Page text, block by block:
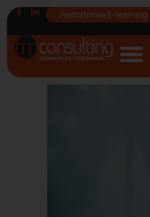
Piattaforma E-learning